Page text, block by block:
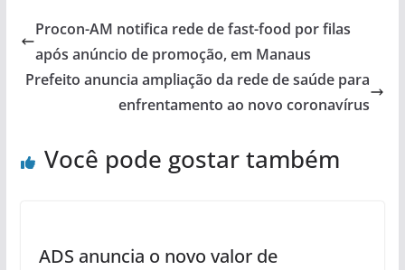
Procon-AM notifica rede de fast-food por filas
após anúncio de promoção, em Manaus
Prefeito anuncia ampliação da rede de saúde para
enfrentamento ao novo coronavírus
Você pode gostar também
ADS anuncia o novo valor de